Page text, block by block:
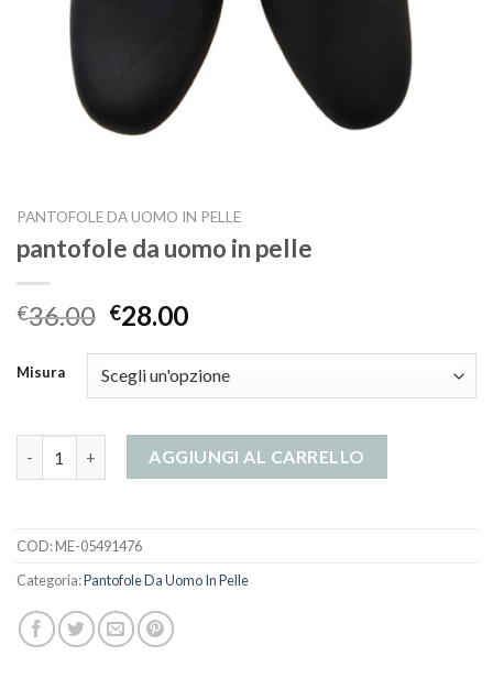
PANTOFOLE DA UOMO IN PELLE
pantofole da uomo in pelle
€36.00 €28.00
Misura
AGGIUNGI AL CARRELLO
COD:ME-05491476
Categoria:Pantofole Da Uomo In Pelle